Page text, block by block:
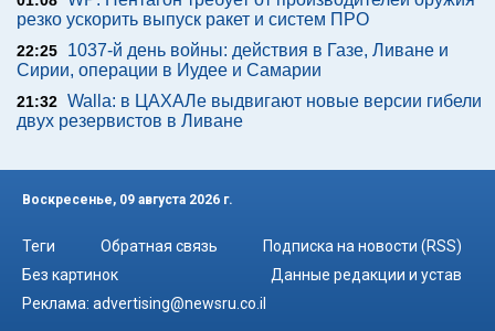
резко ускорить выпуск ракет и систем ПРО
22:25
1037-й день войны: действия в Газе, Ливане и
Сирии, операции в Иудее и Самарии
21:32 Walla: в ЦАХАЛе выдвигают новые версии гибели
двух резервистов в Ливане
Воскресенье, 09 августа 2026 г.
Теги Обратная связь
Подписка на новости (RSS)
Без картинок
Данные редакции и устав
Реклама: advertising@newsru.co.il